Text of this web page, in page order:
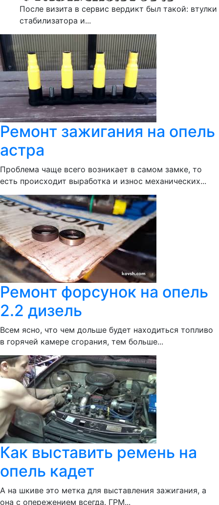
После визита в сервис вердикт был такой: втулки
стабилизатора и...
Ремонт зажигания на опель
астра
Проблема чаще всего возникает в самом замке, то
есть происходит выработка и износ механических...
Ремонт форсунок на опель
2.2 дизель
Всем ясно, что чем дольше будет находиться топливо
в горячей камере сгорания, тем больше...
Как выставить ремень на
опель кадет
А на шкиве это метка для выставления зажигания, а
она с опережением всегда. ГРМ...